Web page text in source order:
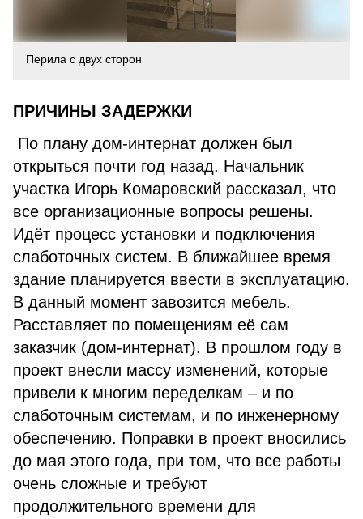
Перила с двух сторон
ПРИЧИНЫ ЗАДЕРЖКИ
По плану дом-интернат должен был
открыться почти год назад. Начальник
участка Игорь Комаровский рассказал, что
все организационные вопросы решены.
Идёт процесс установки и подключения
слаботочных систем. В ближайшее время
здание планируется ввести в эксплуатацию.
В данный момент завозится мебель.
Расставляет по помещениям её сам
заказчик (дом-интернат). В прошлом году в
проект внесли массу изменений, которые
привели к многим переделкам – и по
слаботочным системам, и по инженерному
обеспечению. Поправки в проект вносились
до мая этого года, при том, что все работы
очень сложные и требуют
продолжительного времени для